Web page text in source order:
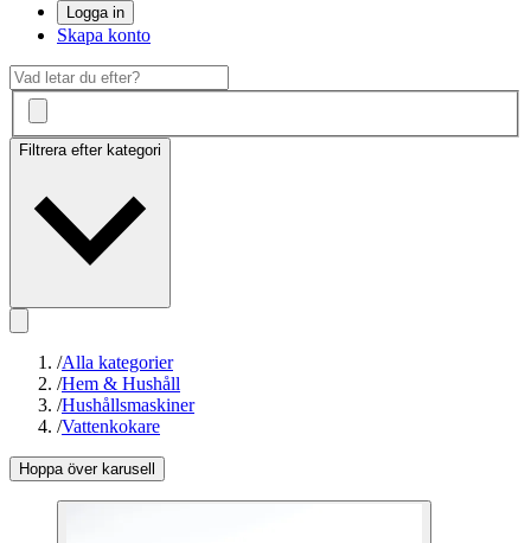
Logga in
Skapa konto
Filtrera efter kategori
/Alla kategorier
/Hem & Hushåll
/Hushållsmaskiner
/Vattenkokare
Hoppa över karusell